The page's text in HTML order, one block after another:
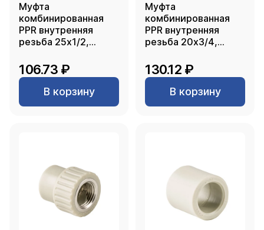
Муфта
комбинированная
PPR внутренняя
резьба 25х1/2,
106.73 ₽
В корзину
Муфта
комбинированная
PPR внутренняя
резьба 20х3/4,
130.12 ₽
В корзину